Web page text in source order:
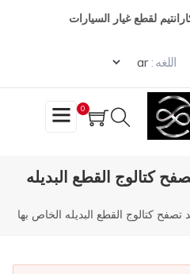
لقطع غيار السيارات
اللغه : Select your
0
كتالوج القطع البديله
تصفح كتالوج القطع البديله الخاص بها